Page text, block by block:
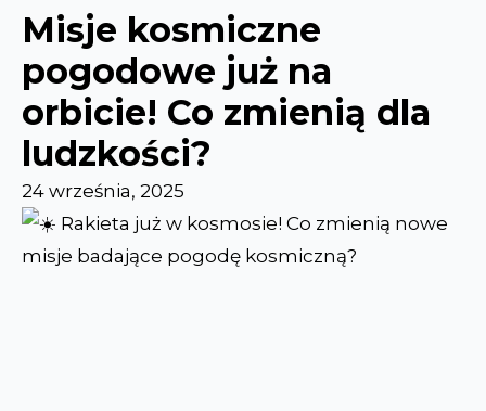
Misje kosmiczne
pogodowe już na
orbicie! Co zmienią dla
ludzkości?
24 września, 2025